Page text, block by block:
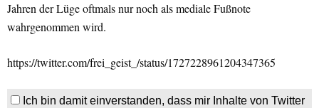
Jahren der Lüge oftmals nur noch als mediale Fußnote
wahrgenommen wird.
https://twitter.com/frei_geist_/status/1727228961204347365
Ich bin damit einverstanden, dass mir Inhalte von Twitter